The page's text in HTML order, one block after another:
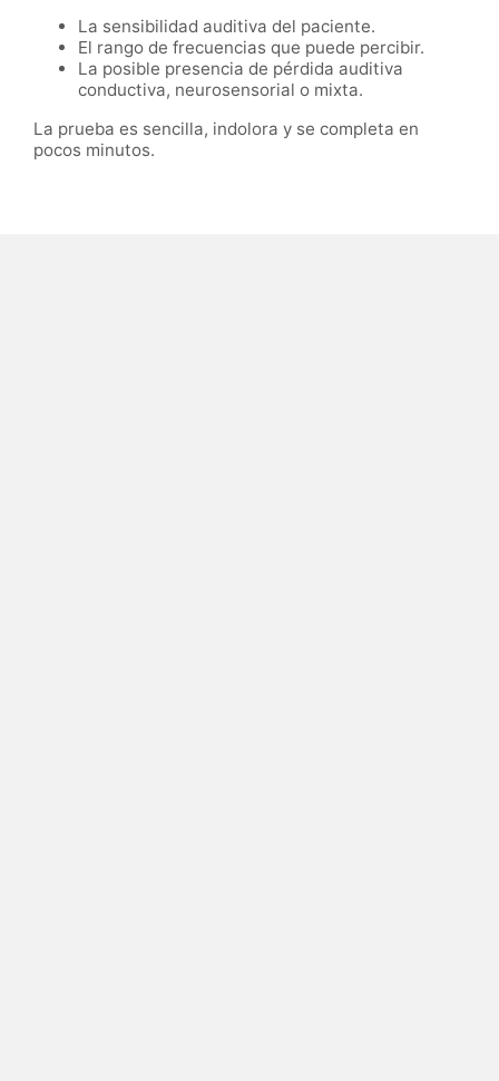
La sensibilidad auditiva del paciente.
El rango de frecuencias que puede percibir.
La posible presencia de pérdida auditiva
conductiva, neurosensorial o mixta.
La prueba es sencilla, indolora y se completa en
pocos minutos.